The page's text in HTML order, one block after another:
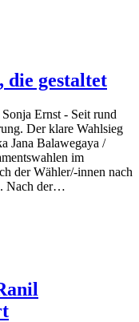
die gestaltet
Ernst - Seit rund
Der klare Wahlsieg
Jana Balawegaya /
im
der Wähler/-innen nach
Nach der…